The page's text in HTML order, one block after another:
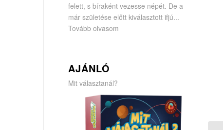
felett, s bíraként vezesse népét. De a
már születése előtt kiválasztott ifjú...
Tovább olvasom
AJÁNLÓ
Mit választanál?